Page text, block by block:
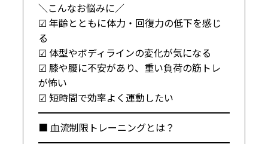
＼こんなお悩みに／
☑ 年齢とともに体力・回復力の低下を感じ
る
☑ 体型やボディラインの変化が気になる
☑ 膝や腰に不安があり、重い負荷の筋トレ
が怖い
☑ 短時間で効率よく運動したい
━━━━━━━━━━━━━━━━━━━━
■ 血流制限トレーニングとは？